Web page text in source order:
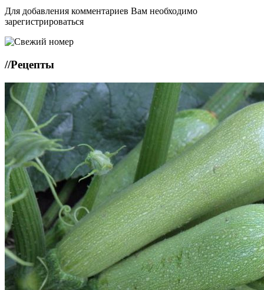
Для добавления комментариев Вам необходимо
зарегистрироваться
//Рецепты